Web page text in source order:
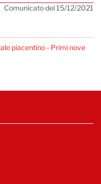
Comunicato del 15/12/2021
piacentino - Primi nove